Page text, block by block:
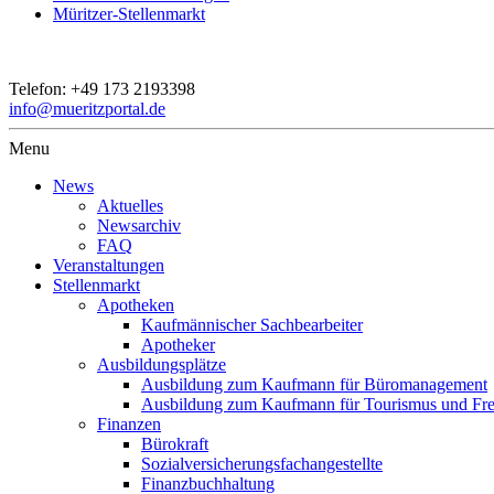
Müritzer-Stellenmarkt
Telefon: +49 173 2193398
info@mueritzportal.de
Menu
News
Aktuelles
Newsarchiv
FAQ
Veranstaltungen
Stellenmarkt
Apotheken
Kaufmännischer Sachbearbeiter
Apotheker
Ausbildungsplätze
Ausbildung zum Kaufmann für Büromanagement
Ausbildung zum Kaufmann für Tourismus und
Finanzen
Bürokraft
Sozialversicherungsfachangestellte
Finanzbuchhaltung